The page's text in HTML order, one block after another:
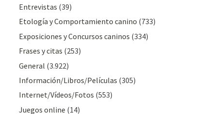
Entrevistas (39)
Etología y Comportamiento canino (733)
Exposiciones y Concursos caninos (334)
Frases y citas (253)
General (3.922)
Información/Libros/Películas (305)
Internet/Vídeos/Fotos (553)
Juegos online (14)